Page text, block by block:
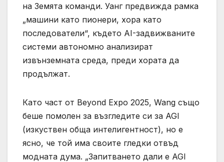
на Земята команди. Уанг предвижда рамка
„машини като пионери, хора като
последователи“, където AI-задвижваните
системи автономно анализират
извънземната среда, преди хората да
продължат.
Като част от Beyond Expo 2025, Wang също
беше помолен за възгледите си за AGI
(изкуствен обща интелигентност), но е
ясно, че той има своите гледки отвъд
модната дума. „Запитването дали е AGI